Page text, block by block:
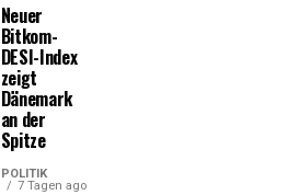
Neuer
Bitkom-
DESI-Index
zeigt
Dänemark
an der
Spitze
POLITIK
7 Tagen ago